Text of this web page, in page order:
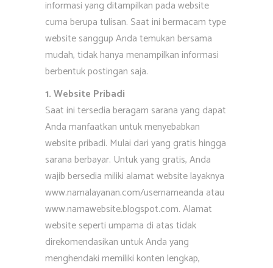
informasi yang ditampilkan pada website
cuma berupa tulisan. Saat ini bermacam type
website sanggup Anda temukan bersama
mudah, tidak hanya menampilkan informasi
berbentuk postingan saja.
1. Website Pribadi
Saat ini tersedia beragam sarana yang dapat
Anda manfaatkan untuk menyebabkan
website pribadi. Mulai dari yang gratis hingga
sarana berbayar. Untuk yang gratis, Anda
wajib bersedia miliki alamat website layaknya
www.namalayanan.com/usernameanda atau
www.namawebsite.blogspot.com. Alamat
website seperti umpama di atas tidak
direkomendasikan untuk Anda yang
menghendaki memiliki konten lengkap,